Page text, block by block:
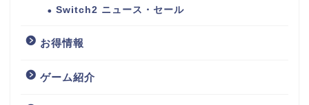
Switch2 ニュース・セール
お得情報
ゲーム紹介